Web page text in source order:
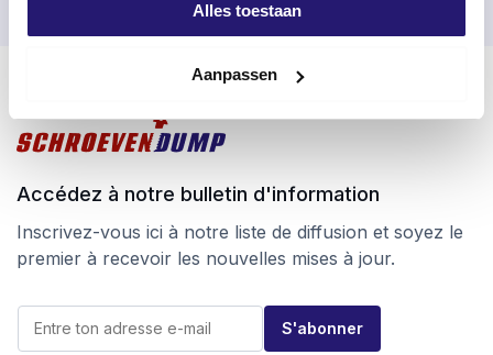
Alles toestaan
Aanpassen
Retour facile sous 100 jours
Livraison gratuite à partir de 99 €
Accédez à notre bulletin d'information
Inscrivez-vous ici à notre liste de diffusion et soyez le
premier à recevoir les nouvelles mises à jour.
E
m
S'abonner